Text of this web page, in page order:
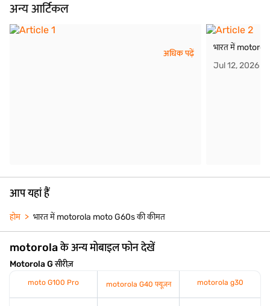
अन्य आर्टिकल
अधिक पढ़ें
भारत में
Jul 12, 2026
आप यहां हैं
होम भारत में motorola moto G60s की कीमत
motorola के अन्य मोबाइल फोन देखें
Motorola G सीरीज़
moto G100 Pro motorola G40 फ्यूज़न motorola g30